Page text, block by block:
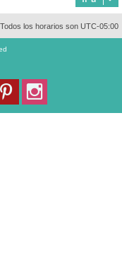
Todos los horarios son UTC-05:00